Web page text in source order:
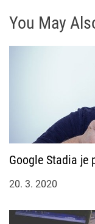
p
You May
Google Stadia je
20. 3. 2020